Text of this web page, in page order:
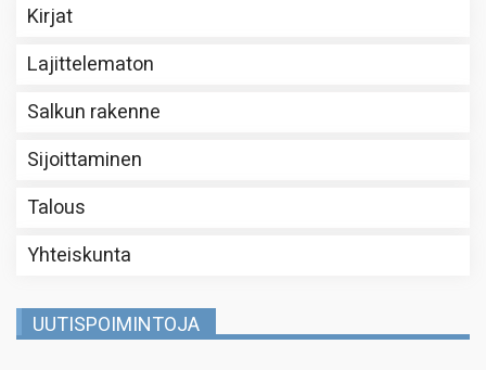
Kirjat
Lajittelematon
Salkun rakenne
Sijoittaminen
Talous
Yhteiskunta
UUTISPOIMINTOJA